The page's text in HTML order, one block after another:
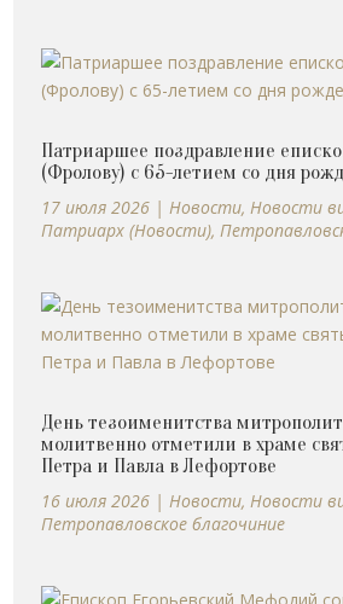
Патриаршее поздравление
(Фролову) с 65-летием со дня
17 июля 2026 | Новости, Новости
Патриарх (Новости),
День тезоименитства
молитвенно отметили в храме
Петра и Павла в Лефортове
16 июля 2026 | Новости, Новости
Петропавловское благочиние